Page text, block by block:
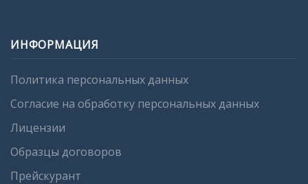
ИНФОРМАЦИЯ
Политика персональных данных
Согласие на обработку персональных данных
Лицензии
Образцы договоров
Прейскурант